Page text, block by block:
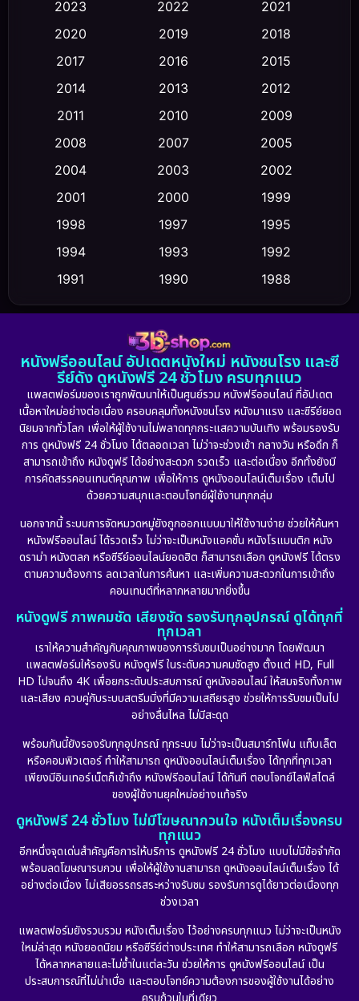
Classic หนังคลาสสิก (23)
Comedy ตลก (458)
Conspiracy
Crime อาชญากรรม (347)
Culture (23)
Dance เต้น
Detective สืบสวน (5)
Detective สืบสวน (56)
Disaster (10)
Disney+ (21)
Drama ดราม่า (882)
Dystopian (17)
Emotional (101)
Epic มหากาพย์ (17)
Erotic (10)
Fantasy จินตนาการ (253)
Film
Gothic (6)
HBO GO (10)
HBO Max (2)
2023
2022
2021
2020
2019
2018
2017
2016
2015
2014
2013
2012
2011
2010
2009
2008
2007
2005
2004
2003
2002
2001
2000
1999
1998
1997
1995
1994
1993
1992
1991
1990
1988
1986
1985
1983
1981
1974
1971 1962
หนังฟรีออนไลน์ อัปเดตหนังใหม่ หนังชนโรง และซี
รีย์ดัง ดูหนังฟรี 24 ชั่วโมง ครบทุกแนว
แพลตฟอร์มของเราถูกพัฒนาให้เป็นศูนย์รวม หนังฟรีออนไลน์ ที่อัปเดต
เนื้อหาใหม่อย่างต่อเนื่อง ครอบคลุมทั้งหนังชนโรง หนังมาแรง และซีรีย์ยอด
นิยมจากทั่วโลก เพื่อให้ผู้ใช้งานไม่พลาดทุกกระแสความบันเทิง พร้อมรองรับ
การ ดูหนังฟรี 24 ชั่วโมง ได้ตลอดเวลา ไม่ว่าจะช่วงเช้า กลางวัน หรือดึก ก็
สามารถเข้าถึง หนังดูฟรี ได้อย่างสะดวก รวดเร็ว และต่อเนื่อง อีกทั้งยังมี
การคัดสรรคอนเทนต์คุณภาพ เพื่อให้การ ดูหนังออนไลน์เต็มเรื่อง เต็มไป
ด้วยความสนุกและตอบโจทย์ผู้ใช้งานทุกกลุ่ม
นอกจากนี้ ระบบการจัดหมวดหมู่ยังถูกออกแบบมาให้ใช้งานง่าย ช่วยให้ค้นหา
หนังฟรีออนไลน์ ได้รวดเร็ว ไม่ว่าจะเป็นหนังแอคชั่น หนังโรแมนติก หนัง
ดราม่า หนังตลก หรือซีรีย์ออนไลน์ยอดฮิต ก็สามารถเลือก ดูหนังฟรี ได้ตรง
ตามความต้องการ ลดเวลาในการค้นหา และเพิ่มความสะดวกในการเข้าถึง
คอนเทนต์ที่หลากหลายมากยิ่งขึ้น
หนังดูฟรี ภาพคมชัด เสียงชัด รองรับทุกอุปกรณ์ ดูได้ทุกที่
ทุกเวลา
เราให้ความสำคัญกับคุณภาพของการรับชมเป็นอย่างมาก โดยพัฒนา
แพลตฟอร์มให้รองรับ หนังดูฟรี ในระดับความคมชัดสูง ตั้งแต่ HD, Full
HD ไปจนถึง 4K เพื่อยกระดับประสบการณ์ ดูหนังออนไลน์ ให้สมจริงทั้งภาพ
และเสียง ควบคู่กับระบบสตรีมมิ่งที่มีความเสถียรสูง ช่วยให้การรับชมเป็นไป
อย่างลื่นไหล ไม่มีสะดุด
พร้อมกันนี้ยังรองรับทุกอุปกรณ์ ทุกระบบ ไม่ว่าจะเป็นสมาร์ทโฟน แท็บเล็ต
หรือคอมพิวเตอร์ ทำให้สามารถ ดูหนังออนไลน์เต็มเรื่อง ได้ทุกที่ทุกเวลา
เพียงมีอินเทอร์เน็ตก็เข้าถึง หนังฟรีออนไลน์ ได้ทันที ตอบโจทย์ไลฟ์สไตล์
ของผู้ใช้งานยุคใหม่อย่างแท้จริง
ดูหนังฟรี 24 ชั่วโมง ไม่มีโฆษณากวนใจ หนังเต็มเรื่องครบ
ทุกแนว
อีกหนึ่งจุดเด่นสำคัญคือการให้บริการ ดูหนังฟรี 24 ชั่วโมง แบบไม่มีข้อจำกัด
พร้อมลดโฆษณารบกวน เพื่อให้ผู้ใช้งานสามารถ ดูหนังออนไลน์เต็มเรื่อง ได้
อย่างต่อเนื่อง ไม่เสียอรรถรสระหว่างรับชม รองรับการดูได้ยาวต่อเนื่องทุก
ช่วงเวลา
แพลตฟอร์มยังรวบรวม หนังเต็มเรื่อง ไว้อย่างครบทุกแนว ไม่ว่าจะเป็นหนัง
ใหม่ล่าสุด หนังยอดนิยม หรือซีรีย์ต่างประเทศ ทำให้สามารถเลือก หนังดูฟรี
ได้หลากหลายและไม่ซ้ำในแต่ละวัน ช่วยให้การ ดูหนังฟรีออนไลน์ เป็น
ประสบการณ์ที่ไม่น่าเบื่อ และตอบโจทย์ความต้องการของผู้ใช้งานได้อย่าง